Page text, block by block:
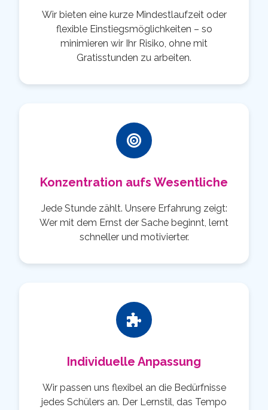
Wir bieten eine kurze Mindestlaufzeit oder
flexible Einstiegsmöglichkeiten – so
minimieren wir Ihr Risiko, ohne mit
Gratisstunden zu arbeiten.
Konzentration aufs Wesentliche
Jede Stunde zählt. Unsere Erfahrung zeigt:
Wer mit dem Ernst der Sache beginnt, lernt
schneller und motivierter.
Individuelle Anpassung
Wir passen uns flexibel an die Bedürfnisse
jedes Schülers an. Der Lernstil, das Tempo